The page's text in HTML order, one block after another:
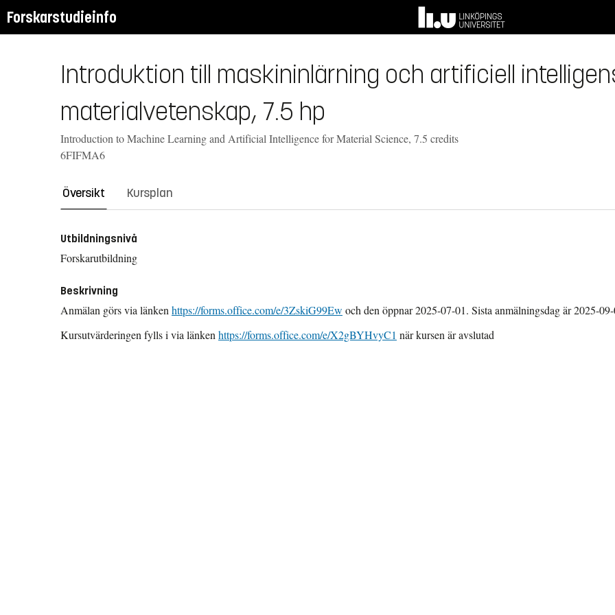
Forskarstudieinfo
Introduktion till maskininlärning och artificiell
materialvetenskap, 7.5 hp
Introduction to Machine Learning and Artificial Intelligence for Material Science, 7.5 credits
6FIFMA6
Översikt Kursplan
Utbildningsnivå
Forskarutbildning
Beskrivning
Anmälan görs via länken https://forms.office.com/e/3ZskiG99Ew och den öppnar 2025-07-01. Sista anmälningsdag är 2025-
Kursutvärderingen fylls i via länken https://forms.office.com/e/X2gBYHvyC1 när kursen är avslutad